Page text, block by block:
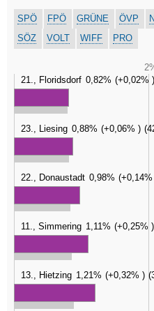
SPÖ FPÖ GRÜNE ÖVP
SÖZ
VOLT WIFF PRO
21., Floridsdorf 0,82% +0,02%
23., Liesing 0,88% +0,06%
22., Donaustadt 0,98% +0,14%
11., Simmering 1,11% +0,25%
13., Hietzing 1,21% +0,32%